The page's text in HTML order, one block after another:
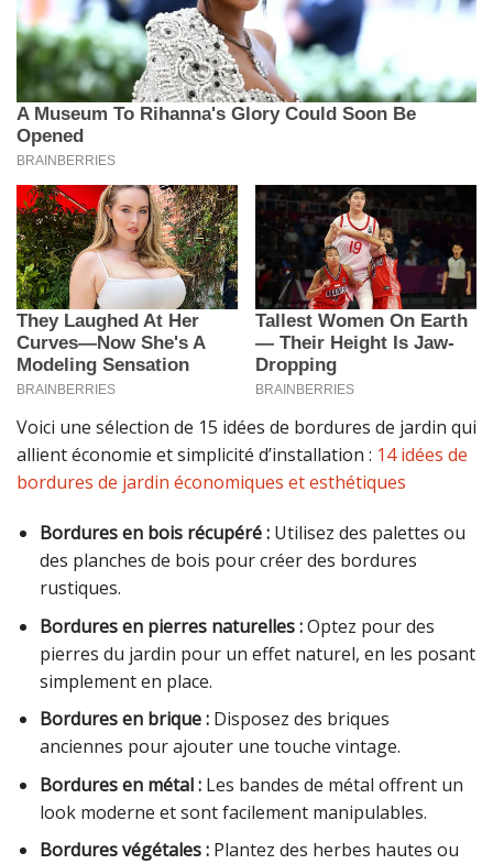
Voici une sélection de 15 idées de bordures de jardin qui
allient économie et simplicité d’installation : 14 idées de
bordures de jardin économiques et esthétiques
Bordures en bois récupéré :Utilisez des palettes ou
des planches de bois pour créer des bordures
rustiques.
Bordures en pierres naturelles :Optez pour des
pierres du jardin pour un effet naturel, en les posant
simplement en place.
Bordures en brique :Disposez des briques
anciennes pour ajouter une touche vintage.
Bordures en métal :Les bandes de métal offrent un
look moderne et sont facilement manipulables.
Bordures végétales :Plantez des herbes hautes ou